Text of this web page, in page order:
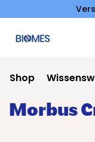
Shop
Morbus